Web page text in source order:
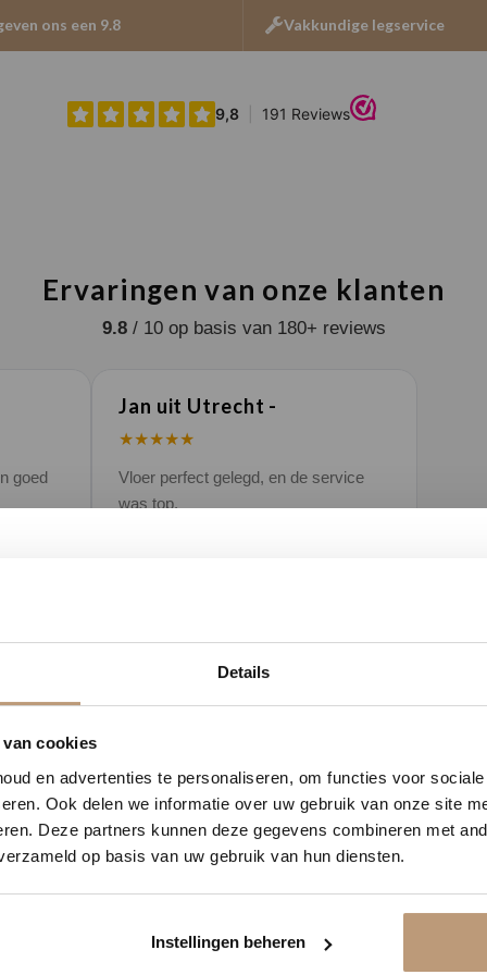
12
10% korting op jouw
Vraag snel een offerte aan en bespaar direct.
Bekijk plak PVC vloeren
Details
cookies
en advertenties te personaliseren, om functies voor
Ook delen we informatie over uw gebruik van onze site
Deze partners kunnen deze gegevens combineren met
op basis van uw gebruik van hun diensten.
Instellingen beheren
ons een 9.8 Vakkundige legservice
Ervaringen van onze klanten
9.8/ 10 op basis van 180+ reviews
goed
Jan uit Utrecht -
★★★★★
Vloer perfect gelegd, en de service
was top.
geheel te creëren tussen vloer en trap. Het decor is verkrijgbaar in
trap.
zorgt voor een strakke, stabiele montage. Met een dikte van 5,0 mm